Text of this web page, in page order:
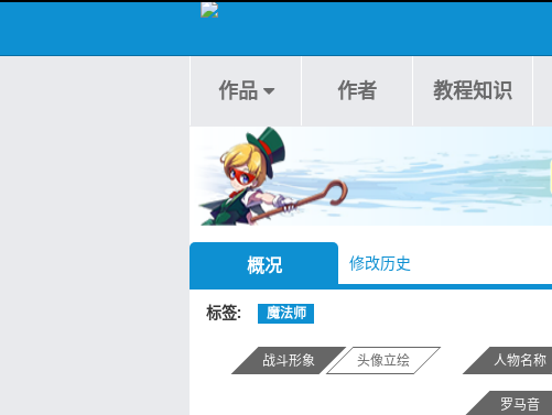
作品 作者 教程知识
概况 修改历史
标签 魔法师
战斗形象 头像立绘 人物名称
罗马音